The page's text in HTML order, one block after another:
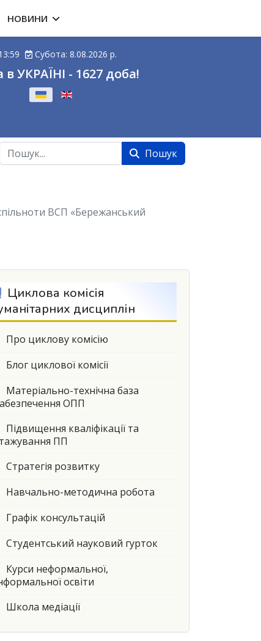
НОВИНИ
Субота: 8.08.2026 р.
в УКРАЇНІ - 1627 доба!
Пошук Пошук
ВСП «Бережанський
Циклова комісія
дисциплін
Про циклову комісію
Блог циклової комісії
Матеріально-технічна база
ОПП
Підвищення кваліфікації та
ПП
Стратегія розвитку
Навчально-методична робота
Графік консультацій
Студентський науковий гурток
Курси неформальної,
освіти
Школа медіації